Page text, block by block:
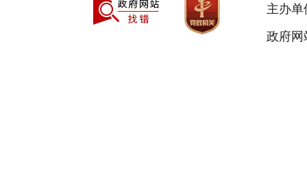
主办
政府网